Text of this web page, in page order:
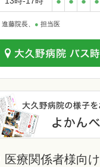
進藤院長、 ● 担当医
医療関係者様向け